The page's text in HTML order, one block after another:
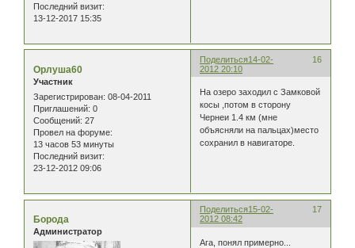
Последний визит:
13-12-2017 15:35
Поделиться 16
14-02-
2012 20:10
Орлуша60
Участник
Зарегистрирован: 08-04-2011
Приглашений: 0
Сообщений: 27
Провел на форуме:
13 часов 53 минуты
Последний визит:
23-12-2012 09:06
На озеро заходил с Замковой
косы ,потом в сторону
Чернеи 1.4 км (мне
объясняли на пальцах)место
сохранил в навигаторе.
Поделиться 17
15-02-
2012 08:42
Борода
Администратор
Ага, понял примерно...